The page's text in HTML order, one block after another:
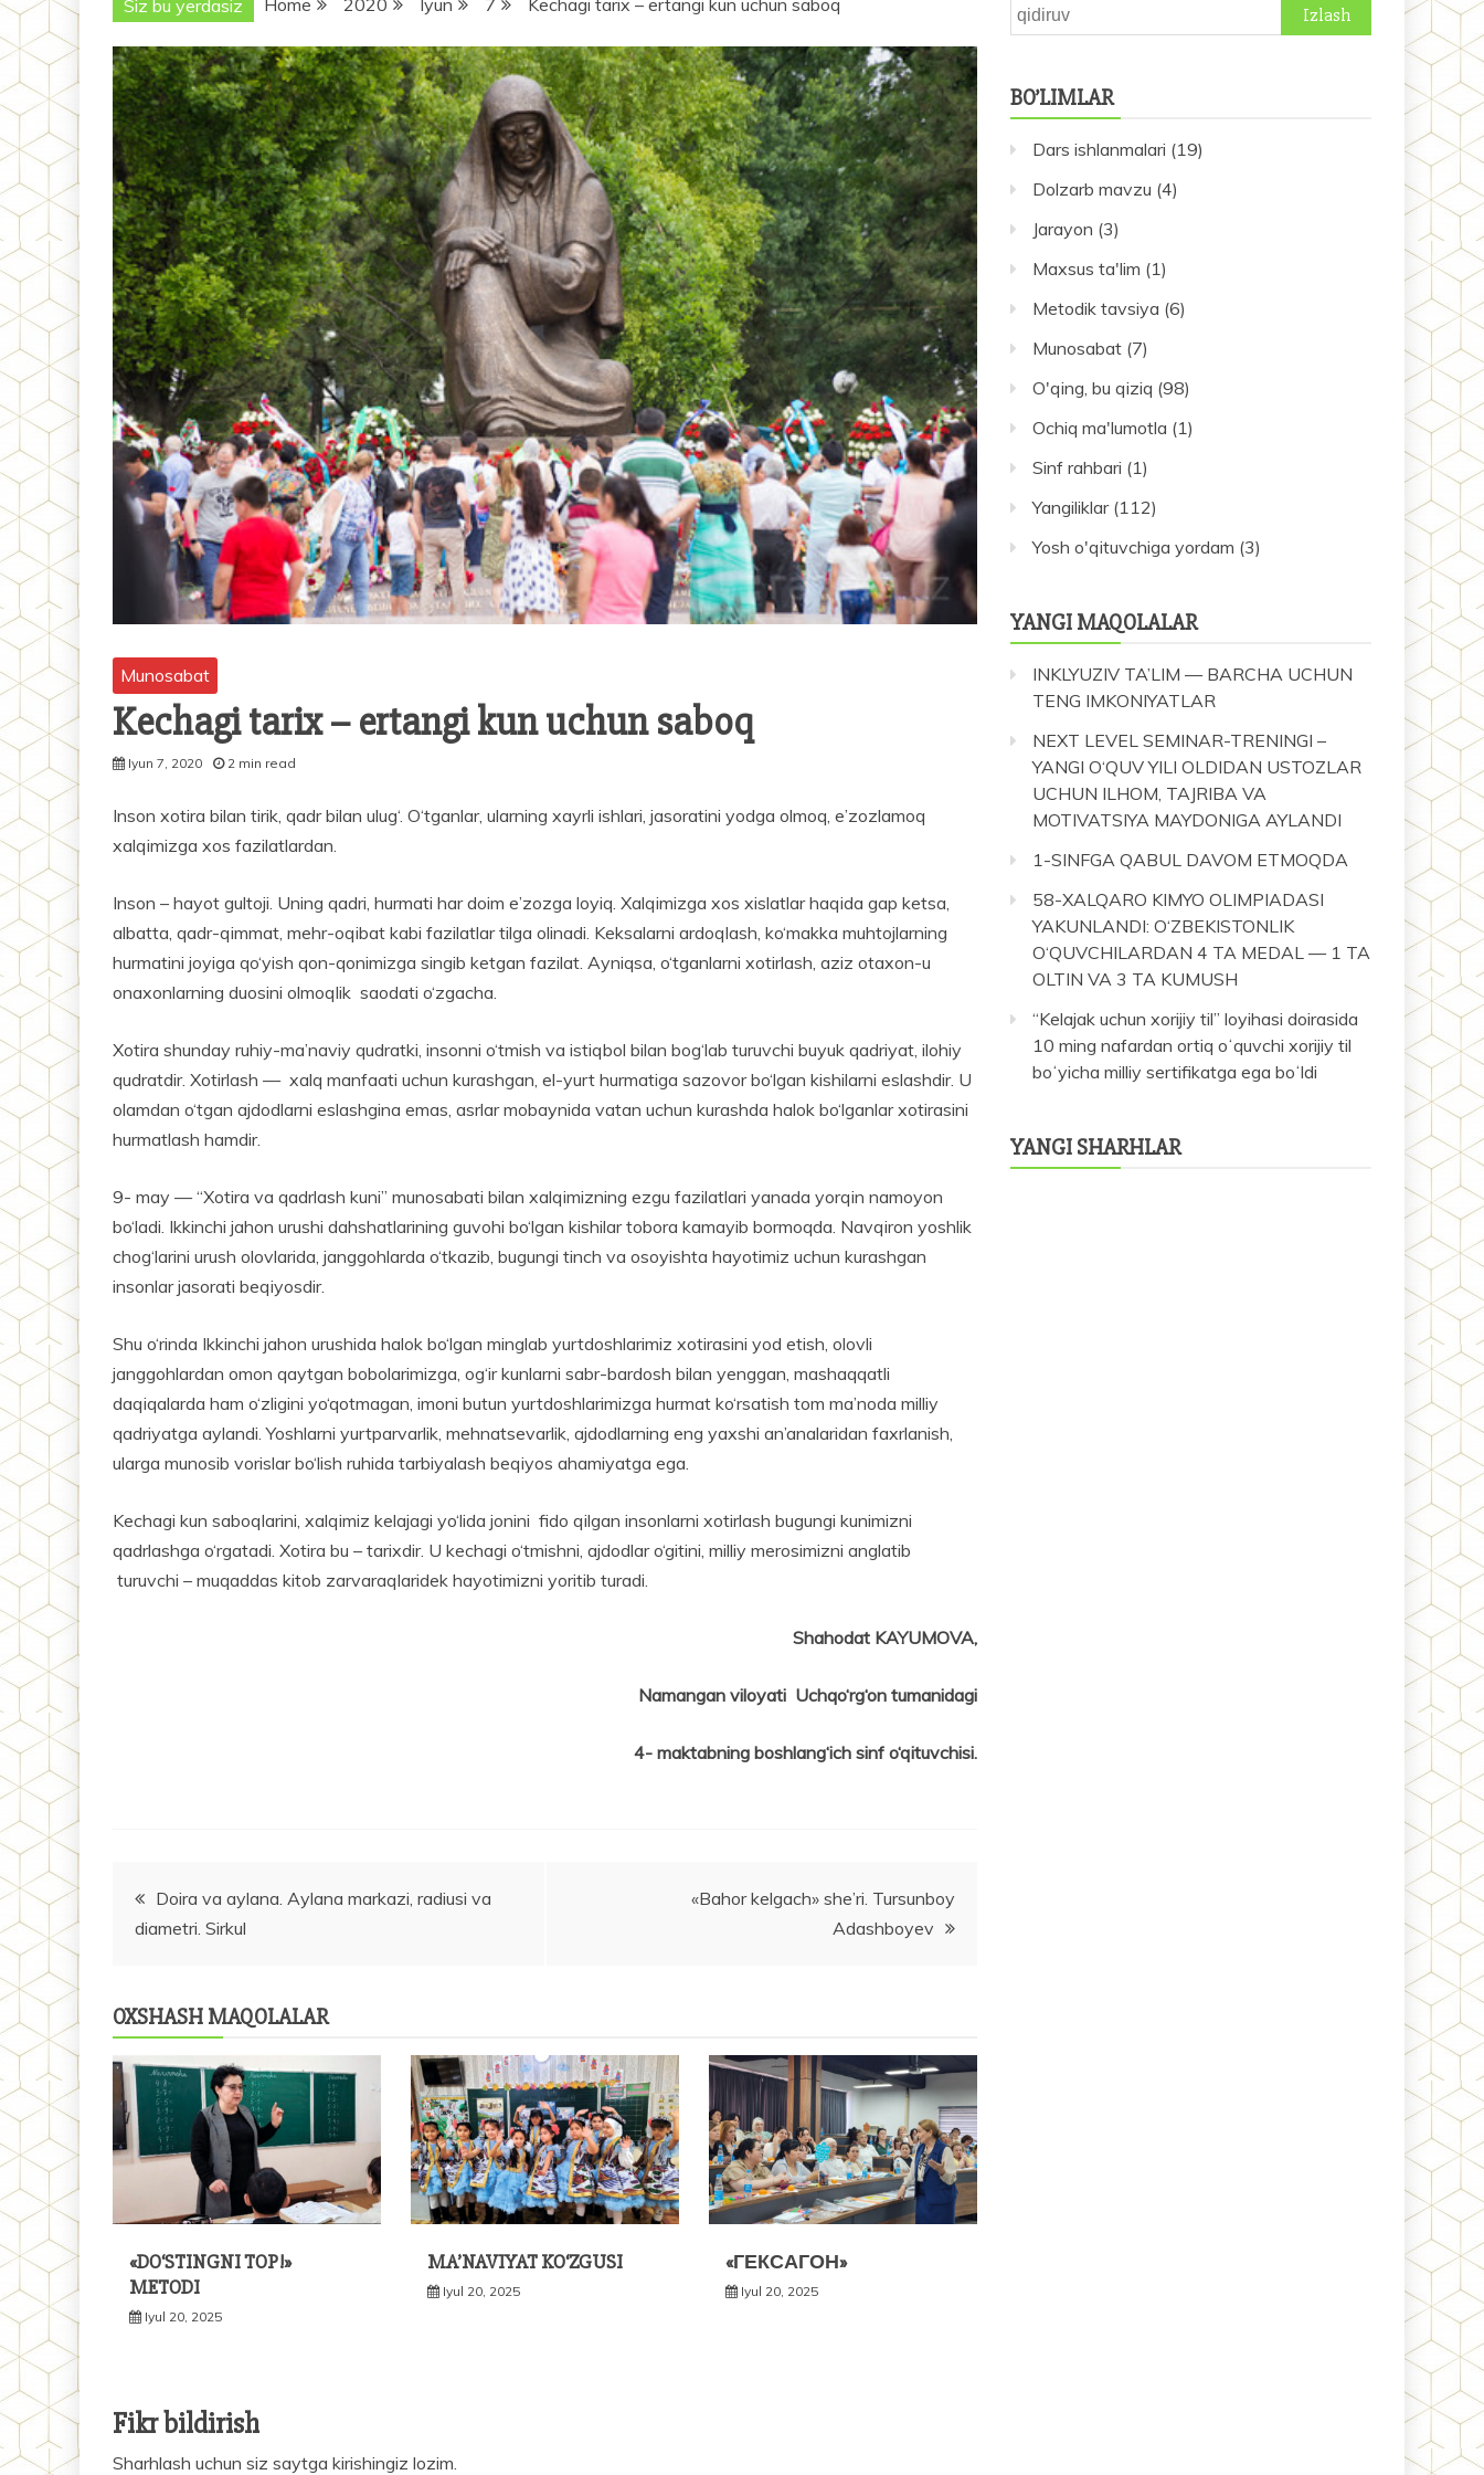
Siz bu yerdasiz Home 2020 Iyun 7 Kechagi tarix – ertangi kun uchun saboq
Munosabat
Kechagi tarix – ertangi kun uchun saboq
Iyun 7, 2020 2 min read
Inson xotira bilan tirik, qadr bilan ulug‘. O‘tganlar, ularning xayrli ishlari, jasoratini yodga olmoq, e’zozlamoq
xalqimizga xos fazilatlardan.
Inson – hayot gultoji. Uning qadri, hurmati har doim e’zozga loyiq. Xalqimizga xos xislatlar haqida gap ketsa,
albatta, qadr-qimmat, mehr-oqibat kabi fazilatlar tilga olinadi. Keksalarni ardoqlash, ko‘makka muhtojlarning
hurmatini joyiga qo‘yish qon-qonimizga singib ketgan fazilat. Ayniqsa, o‘tganlarni xotirlash, aziz otaxon-u
onaxonlarning duosini olmoqlik saodati o‘zgacha.
Xotira shunday ruhiy-ma’naviy qudratki, insonni o‘tmish va istiqbol bilan bog‘lab turuvchi buyuk qadriyat, ilohiy
qudratdir. Xotirlash — xalq manfaati uchun kurashgan, el-yurt hurmatiga sazovor bo‘lgan kishilarni eslashdir. U
olamdan o‘tgan ajdodlarni eslashgina emas, asrlar mobaynida vatan uchun kurashda halok bo‘lganlar xotirasini
hurmatlash hamdir.
9- may — “Xotira va qadrlash kuni” munosabati bilan xalqimizning ezgu fazilatlari yanada yorqin namoyon
bo‘ladi. Ikkinchi jahon urushi dahshatlarining guvohi bo‘lgan kishilar tobora kamayib bormoqda. Navqiron yoshlik
chog‘larini urush olovlarida, janggohlarda o‘tkazib, bugungi tinch va osoyishta hayotimiz uchun kurashgan
insonlar jasorati beqiyosdir.
Shu o‘rinda Ikkinchi jahon urushida halok bo‘lgan minglab yurtdoshlarimiz xotirasini yod etish, olovli
janggohlardan omon qaytgan bobolarimizga, og‘ir kunlarni sabr-bardosh bilan yenggan, mashaqqatli
daqiqalarda ham o‘zligini yo‘qotmagan, imoni butun yurtdoshlarimizga hurmat ko‘rsatish tom ma’noda milliy
qadriyatga aylandi. Yoshlarni yurtparvarlik, mehnatsevarlik, ajdodlarning eng yaxshi an’analaridan faxrlanish,
ularga munosib vorislar bo‘lish ruhida tarbiyalash beqiyos ahamiyatga ega.
Kechagi kun saboqlarini, xalqimiz kelajagi yo‘lida jonini fido qilgan insonlarni xotirlash bugungi kunimizni
qadrlashga o‘rgatadi. Xotira bu – tarixdir. U kechagi o‘tmishni, ajdodlar o‘gitini, milliy merosimizni anglatib
turuvchi – muqaddas kitob zarvaraqlaridek hayotimizni yoritib turadi.
Shahodat KAYUMOVA,
Namangan viloyati Uchqo‘rg‘on tumanidagi
4- maktabning boshlang‘ich sinf o‘qituvchisi.
Post
menyusi
Doira va aylana. Aylana markazi, radiusi va
diametri. Sirkul
«Bahor kelgach» she’ri. Tursunboy
Adashboyev
OXSHASH MAQOLALAR
«DO‘STINGNI TOP!»
METODI
Iyul 20, 2025
MA’NAVIYAT KO‘ZGUSI
Iyul 20, 2025
«ГЕКСАГОН»
Iyul 20, 2025
Fikr bildirish
Sharhlash uchun siz saytga kirishingiz lozim.
Qidirshish:
BO’LIMLAR
Dars ishlanmalari (19)
Dolzarb mavzu (4)
Jarayon (3)
Maxsus ta'lim (1)
Metodik tavsiya (6)
Munosabat (7)
O'qing, bu qiziq (98)
Ochiq ma'lumotla (1)
Sinf rahbari (1)
Yangiliklar(112)
Yosh o'qituvchiga yordam (3)
YANGI MAQOLALAR
INKLYUZIV TA’LIM — BARCHA UCHUN
TENG IMKONIYATLAR
NEXT LEVEL SEMINAR-TRENINGI –
YANGI O‘QUV YILI OLDIDAN USTOZLAR
UCHUN ILHOM, TAJRIBA VA
MOTIVATSIYA MAYDONIGA AYLANDI
1-SINFGA QABUL DAVOM ETMOQDA
58-XALQARO KIMYO OLIMPIADASI
YAKUNLANDI: O‘ZBEKISTONLIK
O‘QUVCHILARDAN 4 TA MEDAL — 1 TA
OLTIN VA 3 TA KUMUSH
“Kelajak uchun xorijiy til” loyihasi doirasida
10 ming nafardan ortiq oʻquvchi xorijiy til
boʻyicha milliy sertifikatga ega boʻldi
YANGI SHARHLAR